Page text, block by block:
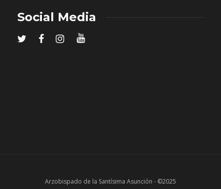
Social Media
Arzobispado de la Santísima Asunción - ©2025